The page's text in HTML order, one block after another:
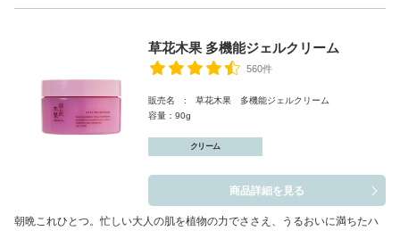
草花木果 多機能ジェルクリーム
560件
販売名 : 草花木果 多機能ジェルクリーム
容量：90g
クリーム
商品詳細を見る
朝晩これひとつ。忙しい大人の肌を植物の力でささえ、うるおいに満ちたハ